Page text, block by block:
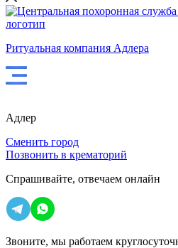
Ритуальная компания Адлера
Адлер
Сменить город
Позвонить в крематорий
Спрашивайте, отвечаем онлайн
Звоните, мы работаем